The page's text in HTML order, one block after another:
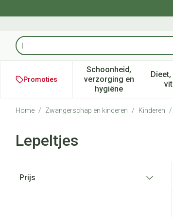
Product, merk, categorie...
Promoties
Schoonheid,
verzorging en
hygiëne
Toon submenu
Home / Zwangerschap en kinderen / Kinderen /
Lepeltjes
Prijs